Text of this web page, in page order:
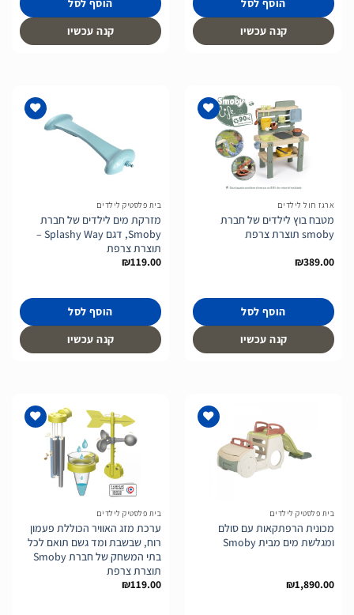
הוסף לסל
קנה עכשיו
הוסף לסל
קנה עכשיו
ארגז חול לילדים
מטבח בוץ לילדים של חברת
smoby תוצרת צרפת
₪389.00
הוסף לסל
קנה עכשיו
בית פלסטיק לילדים
מזרקת מים לילדים של חברת
Smoby, דגם Splashy Way –
תוצרת צרפת
₪119.00
הוסף לסל
קנה עכשיו
בית פלסטיק לילדים
מכונית הרפתקאות עם סולם
ומגלשת מים מבית Smoby
₪1,890.00
בית פלסטיק לילדים
ערכת מזג האוויר הכוללת פעמון
רוח, שבשבת ומד גשם תואם לכל
בתי המשחק של חברת Smoby
תוצרת צרפת
₪119.00